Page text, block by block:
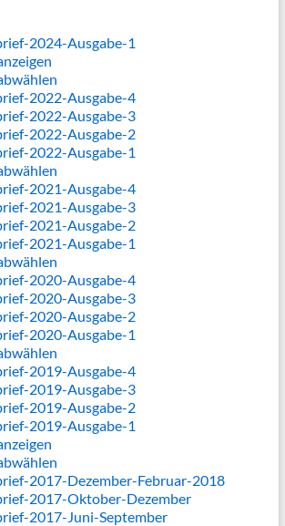
2024-Ausgabe-1
2022-Ausgabe-4
2022-Ausgabe-3
2022-Ausgabe-2
2022-Ausgabe-1
2021-Ausgabe-4
2021-Ausgabe-3
2021-Ausgabe-2
2021-Ausgabe-1
2020-Ausgabe-4
2020-Ausgabe-3
2020-Ausgabe-2
2020-Ausgabe-1
2019-Ausgabe-4
2019-Ausgabe-3
2019-Ausgabe-2
2019-Ausgabe-1
2017-Dezember-Februar-2018
2017-Oktober-Dezember
2017-Juni-September